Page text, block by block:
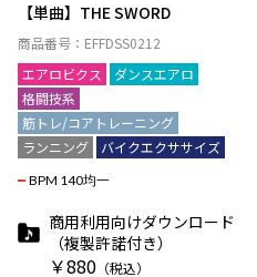
【単曲】THE SWORD
商品番号：EFFDSS0212
エアロビクス
ダンスエアロ
格闘技系
筋トレ/コアトレーニング
ランニング
バイクエクササイズ
BPM 140均一
商用利用向けダウンロード
（複製許諾付き）
￥880 （税込）